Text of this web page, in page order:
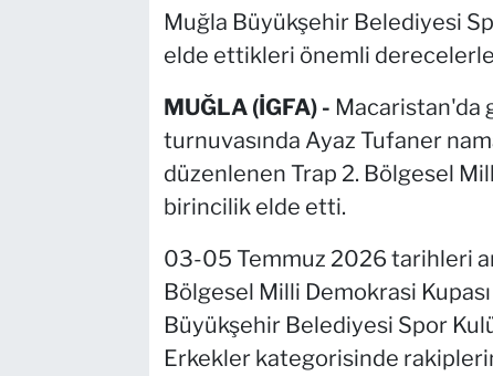
Muğla Büyükşehir Belediyesi
elde ettikleri önemli
MUĞLA (İGFA) - Macaristan'da
turnuvasında Ayaz Tufaner
düzenlenen Trap 2. Bölgesel
birincilik elde etti.
03-05 Temmuz 2026 tarihleri
Bölgesel Milli Demokrasi
Büyükşehir Belediyesi Spor
Erkekler kategorisinde